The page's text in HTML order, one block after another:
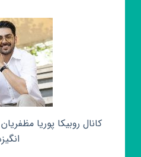
کانال روبیکا پوریا